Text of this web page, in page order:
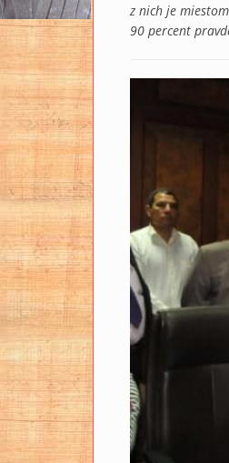
z nich je
90 percent